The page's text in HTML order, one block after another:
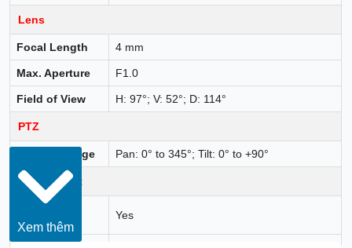
Lens
Focal Length 4 mm
Max. Aperture F1.0
Field of View H: 97°; V: 52°; D: 114°
PTZ
Pan/Tilt Range Pan: 0° to 345°; Tilt: 0° to +90°
Smart Event
Detection
Yes
Xem thêm